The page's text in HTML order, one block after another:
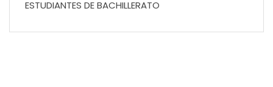
ESTUDIANTES DE BACHILLERATO